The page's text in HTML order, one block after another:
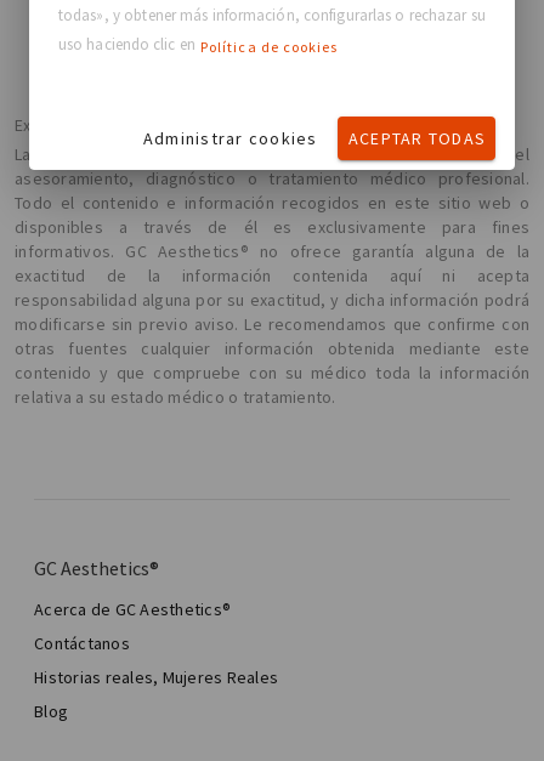
Exención de responsabilidad:
La información presentada aquí no pretende sustituir el
asesoramiento, diagnóstico o tratamiento médico profesional.
Todo el contenido e información recogidos en este sitio web o
disponibles a través de él es exclusivamente para fines
informativos. GC Aesthetics® no ofrece garantía alguna de la
exactitud de la información contenida aquí ni acepta
responsabilidad alguna por su exactitud, y dicha información podrá
modificarse sin previo aviso. Le recomendamos que confirme con
otras fuentes cualquier información obtenida mediante este
contenido y que compruebe con su médico toda la información
relativa a su estado médico o tratamiento.
GC Aesthetics®
Acerca de GC Aesthetics®
Contáctanos
Historias reales, Mujeres Reales
Blog
todas», y obtener más información, configurarlas o rechazar su
uso haciendo clic en Política de cookies
Administrar cookies ACEPTAR TODAS